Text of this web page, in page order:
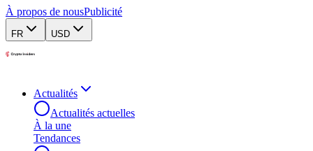
À propos de nousPublicité
FR USD
Actualités
Actualités actuelles
À la une
Tendances